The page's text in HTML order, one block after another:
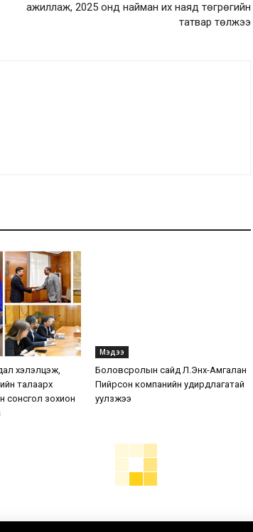
ажиллаж, 2025 онд найман их наяд төгрөгийн
татвар төлжээ
хэлэлцэж,
талаарх
сонсгол зохион
Мэдээ
Боловсролын сайд Л.Энх-Амгалан
Пийрсон компанийн удирдлагатай
уулзжээ